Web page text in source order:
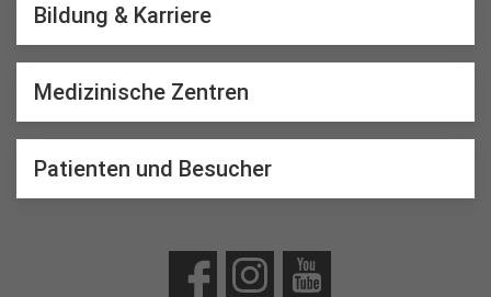
Bildung & Karriere
Medizinische Zentren
Patienten und Besucher